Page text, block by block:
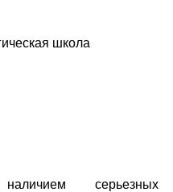
школа
серьезных